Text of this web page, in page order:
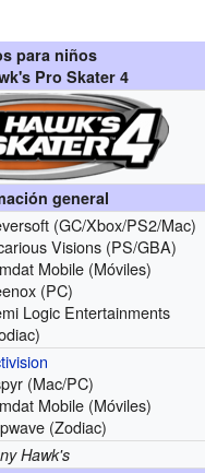
para niños
Pro Skater 4
general
(GC/Xbox/PS2/Mac)
Visions (PS/GBA)
Mobile (Móviles)
(PC)
Logic Entertainments
(Mac/PC)
Mobile (Móviles)
(Zodiac)
Hawk's